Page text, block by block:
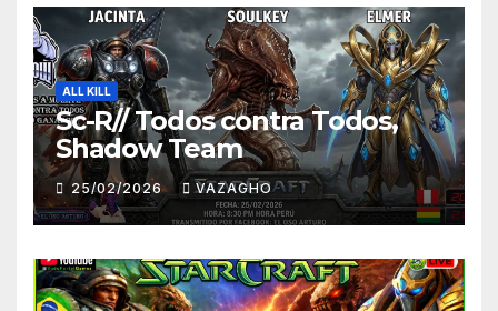
ALL KILL
Sc-R// Todos contra Todos,
Shadow Team
25/02/2026 VAZAGHO